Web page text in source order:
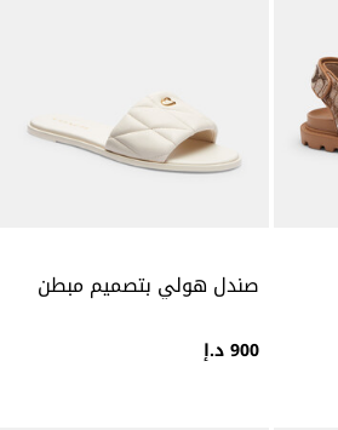
صندل هولي بتصميم مبطن
900 د.إ